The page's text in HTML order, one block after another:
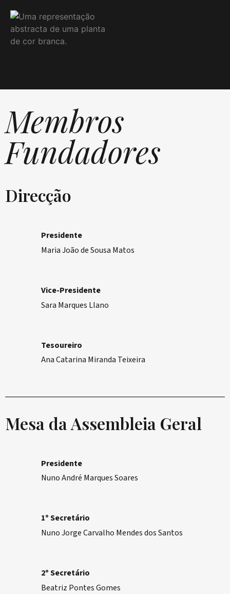
Membros
Fundadores
Direcção
Presidente
Maria João de Sousa Matos
Vice-Presidente
Sara Marques Llano
Tesoureiro
Ana Catarina Miranda Teixeira
Mesa da Assembleia Geral
Presidente
Nuno André Marques Soares
1º Secretário
Nuno Jorge Carvalho Mendes dos Santos
2º Secretário
Beatriz Pontes Gomes